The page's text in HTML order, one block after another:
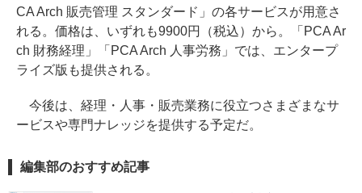
CA Arch 販売管理 スタンダード」の各サービスが用意さ
れる。価格は、いずれも9900円（税込）から。「PCA Ar
ch 財務経理」「PCA Arch 人事労務」では、エンタープ
ライズ版も提供される。
今後は、経理・人事・販売業務に役立つさまざまなサ
ービスや専門ナレッジを提供する予定だ。
編集部のおすすめ記事